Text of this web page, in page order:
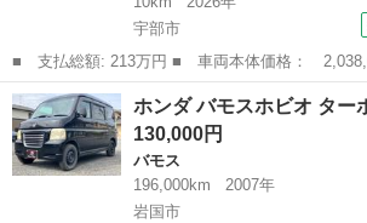
宇部市
■ 支払総額: 213万円 ■ 車両本体価格： 2,038,000 円 ■ メーカー
名： ホンダ ■ 車種名： Ｎ－ＢＯＸカスタ
Ｎ－ＢＯＸカスタム フルセグ メモリーナビ
ヤー接続可...
山口 宇部市 N-BOX
ホンダ バモスホビオ ター
130,000円
バモス
196,000km
2007年
岩国市